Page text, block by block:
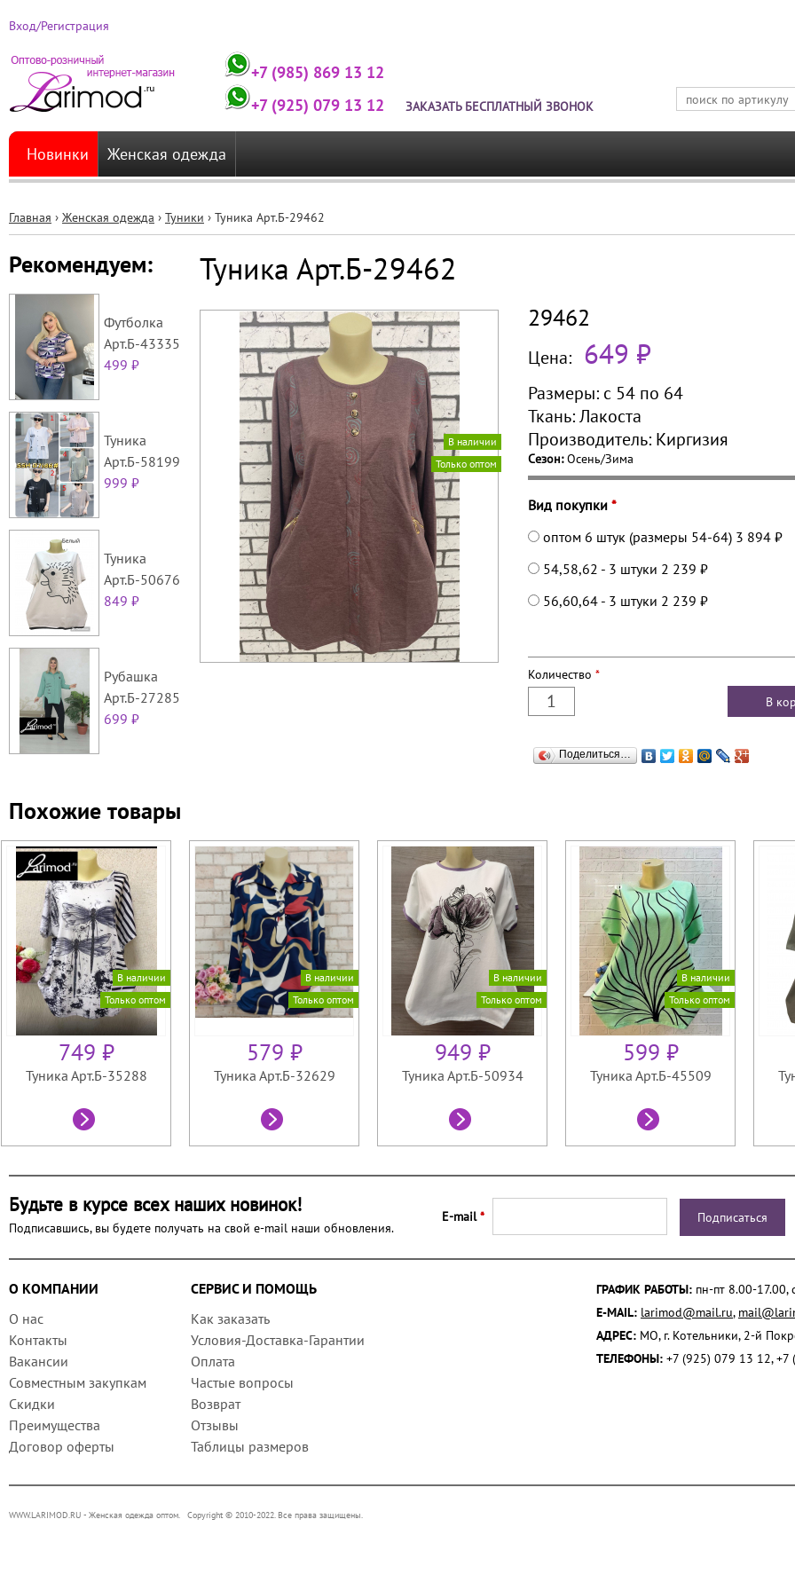
Вход/Регистрация
+7 (985) 869 13 12
+7 (925) 079 13 12
ЗАКАЗАТЬ БЕСПЛАТНЫЙ ЗВОНОК
Новинки Женская одежда
Главная › Женская одежда › Туники › Туника Арт.Б-29462
Рекомендуем:
Футболка
Арт.Б-43335
499 ₽
Туника
Арт.Б-58199
999 ₽
Туника
Арт.Б-50676
849 ₽
Рубашка
Арт.Б-27285
699 ₽
Туника Арт.Б-29462
Только оптом
В наличии
29462
Цена: 649 ₽
Размеры: с 54 по 64
Ткань:Лакоста
Производитель: Киргизия
Сезон:Осень/Зима
Вид покупки *
оптом 6 штук (размеры 54-64) 3 894 ₽
54,58,62 - 3 штуки 2 239 ₽
56,60,64 - 3 штуки 2 239 ₽
Количество *
Поделиться…
Похожие товары
В наличии
Только оптом
749 ₽
Туника Арт.Б-35288
В наличии
Только оптом
579 ₽
Туника Арт.Б-32629
В наличии
Только оптом
949 ₽
Туника Арт.Б-50934
В наличии
Только оптом
599 ₽
Туника Арт.Б-45509
Будьте в курсе всех наших новинок!
Подписавшись, вы будете получать на свой e-mail наши обновления.
E-mail*
О КОМПАНИИ
СЕРВИС И ПОМОЩЬ
О нас
Контакты
Вакансии
Совместным закупкам
Скидки
Преимущества
Договор оферты
Как заказать
Условия-Доставка-Гарантии
Оплата
Частые вопросы
Возврат
Отзывы
Таблицы размеров
ГРАФИК РАБОТЫ: пн-пт 8.00-17.00,
E-MAIL: larimod@mail.ru,
АДРЕС: МО, г. Котельники, 2-й
ТЕЛЕФОНЫ: +7 (925) 079 13 12,
WWW.LARIMOD.RU - Женская одежда оптом. Copyright © 2010-2022. Все права защищены.